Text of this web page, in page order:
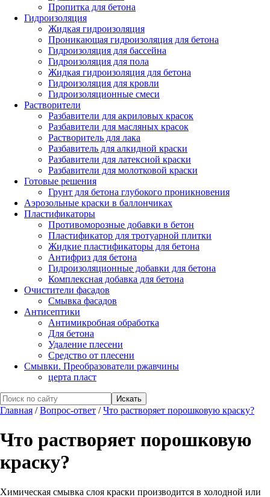
Пропитка для бетона
Гидроизоляция
Жидкая гидроизоляция
Проникающая гидроизоляция для бетона
Гидроизоляция для бассейна
Гидроизоляция для пола
Жидкая гидроизоляция для бетона
Гидроизоляция для кровли
Гидроизоляционные смеси
Растворители
Разбавители для акриловых красок
Разбавители для масляных красок
Растворитель для лака
Разбавитель для алкидной краски
Разбавители для латексной краски
Разбавители для молотковой краски
Готовые решения
Грунт для бетона глубокого проникновения
Аэрозольные краски в баллончиках
Пластификаторы
Противоморозные добавки в бетон
Пластификатор для тротуарной плитки
Жидкие пластификаторы для бетона
Антифриз для бетона
Гидроизоляционные добавки для бетона
Комплексная добавка для бетона
Очистители фасадов
Смывка фасадов
Антисептики
Антимикробная обработка
Для бетона
Удаление плесени
Средство от плесени
Смывки. Преобразователи ржавчины
церта пласт
Главная /Вопрос-ответ /Что растворяет порошковую краску?
Что растворяет порошковую
краску?
Химическая смывка слоя краски производится в холодной или